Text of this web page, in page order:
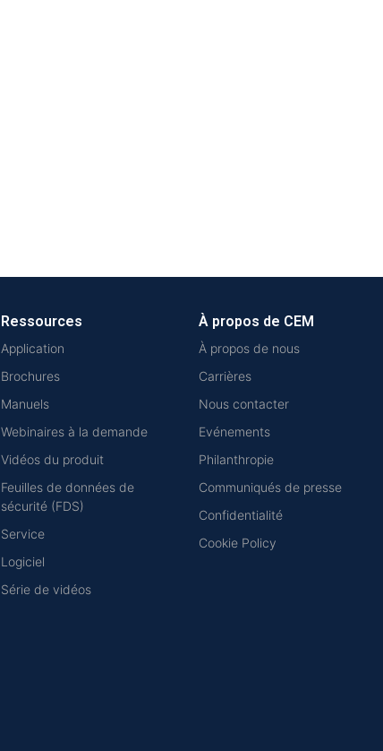
Ressources
Application
Brochures
Manuels
Webinaires à la demande
Vidéos du produit
Feuilles de données de
sécurité (FDS)
Service
Logiciel
Série de vidéos
À propos de CEM
À propos de nous
Carrières
Nous contacter
Evénements
Philanthropie
Communiqués de presse
Confidentialité
Cookie Policy